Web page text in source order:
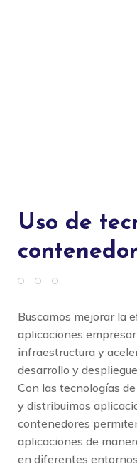
Uso de
Buscamos mejorar la
aplicaciones
infraestructura y
desarrollo y
Con las tecnologías
y distribuimos
contenedores
aplicaciones de
en diferentes